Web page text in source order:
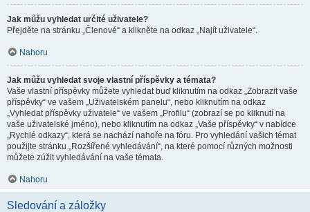
Jak můžu vyhledat určité uživatele?
Přejděte na stránku „Členové“ a klikněte na odkaz „Najít uživatele“.
Nahoru
Jak můžu vyhledat svoje vlastní příspěvky a témata?
Vaše vlastní příspěvky můžete vyhledat buď kliknutím na odkaz „Zobrazit vaše
příspěvky“ ve vašem „Uživatelském panelu“, nebo kliknutím na odkaz
„Vyhledat příspěvky uživatele“ ve vašem „Profilu“ (zobrazí se po kliknutí na
vaše uživatelské jméno), nebo kliknutím na odkaz „Vaše příspěvky“ v nabídce
„Rychlé odkazy“, která se nachází nahoře na fóru. Pro vyhledání vašich témat
použijte stránku „Rozšířené vyhledávání“, na které pomocí různých možnosti
můžete zúžit vyhledávání na vaše témata.
Nahoru
Sledování a záložky